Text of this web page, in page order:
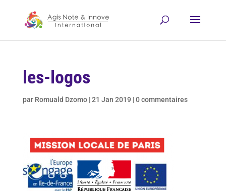
les-logos
par Romuald Dzomo|21 Jan 2019 |0 commentaires